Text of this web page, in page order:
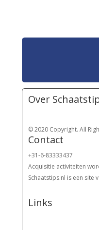
Over
© 2020 Copyright. All
Contact
+31-6-83333437
Acquisitie activiteiten
Schaatstips.nl is een site
Links